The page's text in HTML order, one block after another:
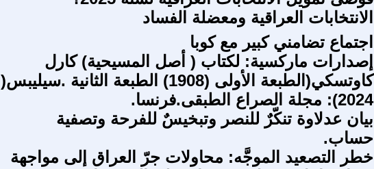
الانتخابات العراقية ومعضلة الفساد
اجتماع تضامني كبير مع كوبا
إصدارات ماركسية: لكتاب ( أصل المسيحية) كارل
كاوتسكي(الطبعة الأولى (1908) الطبعة الثانية .سيليبس(
2024): مجلة الصراع الطبقى.فرنسا.
بيان عدلاوة تنكّرٌ للنصر وتبخيسٌ للفرحة وتصفية
حساب.
خطر التصعيد الموجَّه: محاولات جرّ العراق إلى مواجهة